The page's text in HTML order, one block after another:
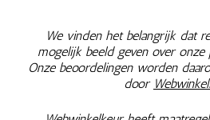
We vinden het belangrijk dat
mogelijk beeld geven over onze
Onze beoordelingen worden
door